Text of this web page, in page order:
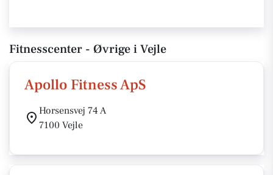
Fitnesscenter - Øvrige i Vejle
Apollo Fitness ApS
Horsensvej 74 A
7100 Vejle